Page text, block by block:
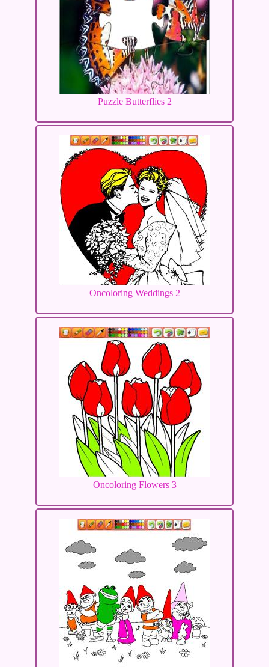
Puzzle Butterflies 2
Oncoloring Weddings 2
Oncoloring Flowers 3